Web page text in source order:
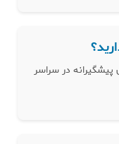
پیشگیرانه در سراسر